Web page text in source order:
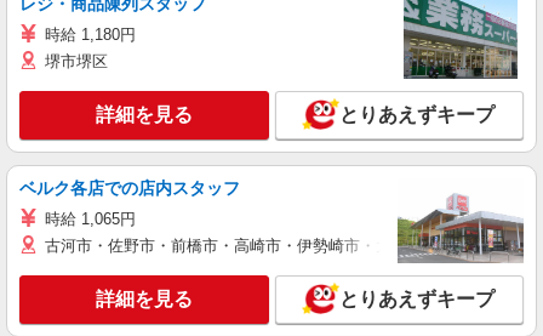
時給 1,180円
堺市堺区
詳細を見る とりあえずキープ
ベルク各店での店内スタッフ
時給 1,065円
古河市・佐野市・前橋市・高崎市・伊勢崎市・太田市・館林市・藤
詳細を見る とりあえずキープ